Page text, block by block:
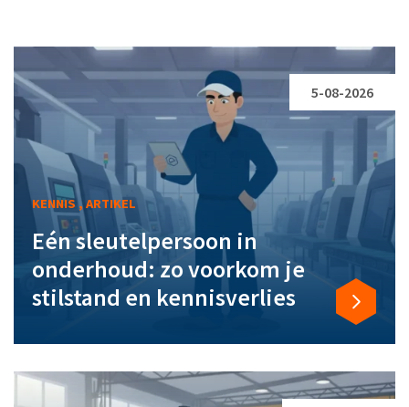
KENNIS , ARTIKEL
Eén sleutelpersoon in
onderhoud: zo voorkom je
stilstand en kennisverlies
5-08-2026